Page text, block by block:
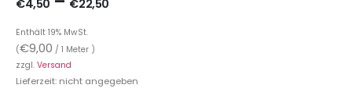
€4,50 €22,50
Enthält 19% MwSt.
(€9,00 / 1 Meter )
zzgl. Versand
Lieferzeit: nicht angegeben